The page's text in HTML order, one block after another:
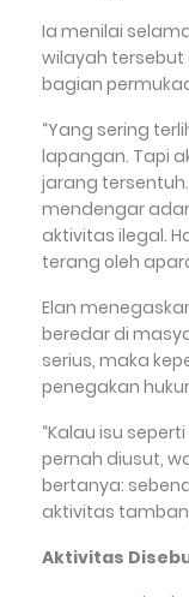
Ia menilai
wilayah
bagian
“Yang sering
lapangan. Tapi
jarang
mendengar
aktivitas ilegal.
terang oleh
Elan
beredar di
serius, maka
penegakan
“Kalau isu
pernah diusut,
bertanya:
aktivitas
Aktivitas